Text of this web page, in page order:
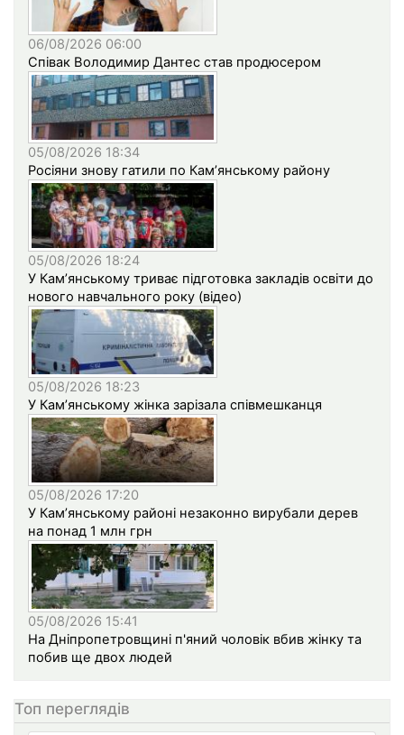
06/08/2026 06:00
Співак Володимир Дантес став продюсером
05/08/2026 18:34
Росіяни знову гатили по Кам’янському району
05/08/2026 18:24
У Кам’янському триває підготовка закладів освіти до
нового навчального року (відео)
05/08/2026 18:23
У Кам’янському жінка зарізала співмешканця
05/08/2026 17:20
У Кам’янському районі незаконно вирубали дерев
на понад 1 млн грн
05/08/2026 15:41
На Дніпропетровщині п'яний чоловік вбив жінку та
побив ще двох людей
Топ переглядів